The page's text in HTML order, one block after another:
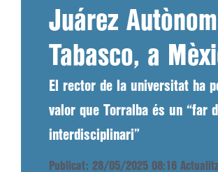
Juárez
Tabasco, a
El rector de la universitat ha
valor que Torralba és un “far
interdisciplinari”
Publicat: 28/05/2025 08:16